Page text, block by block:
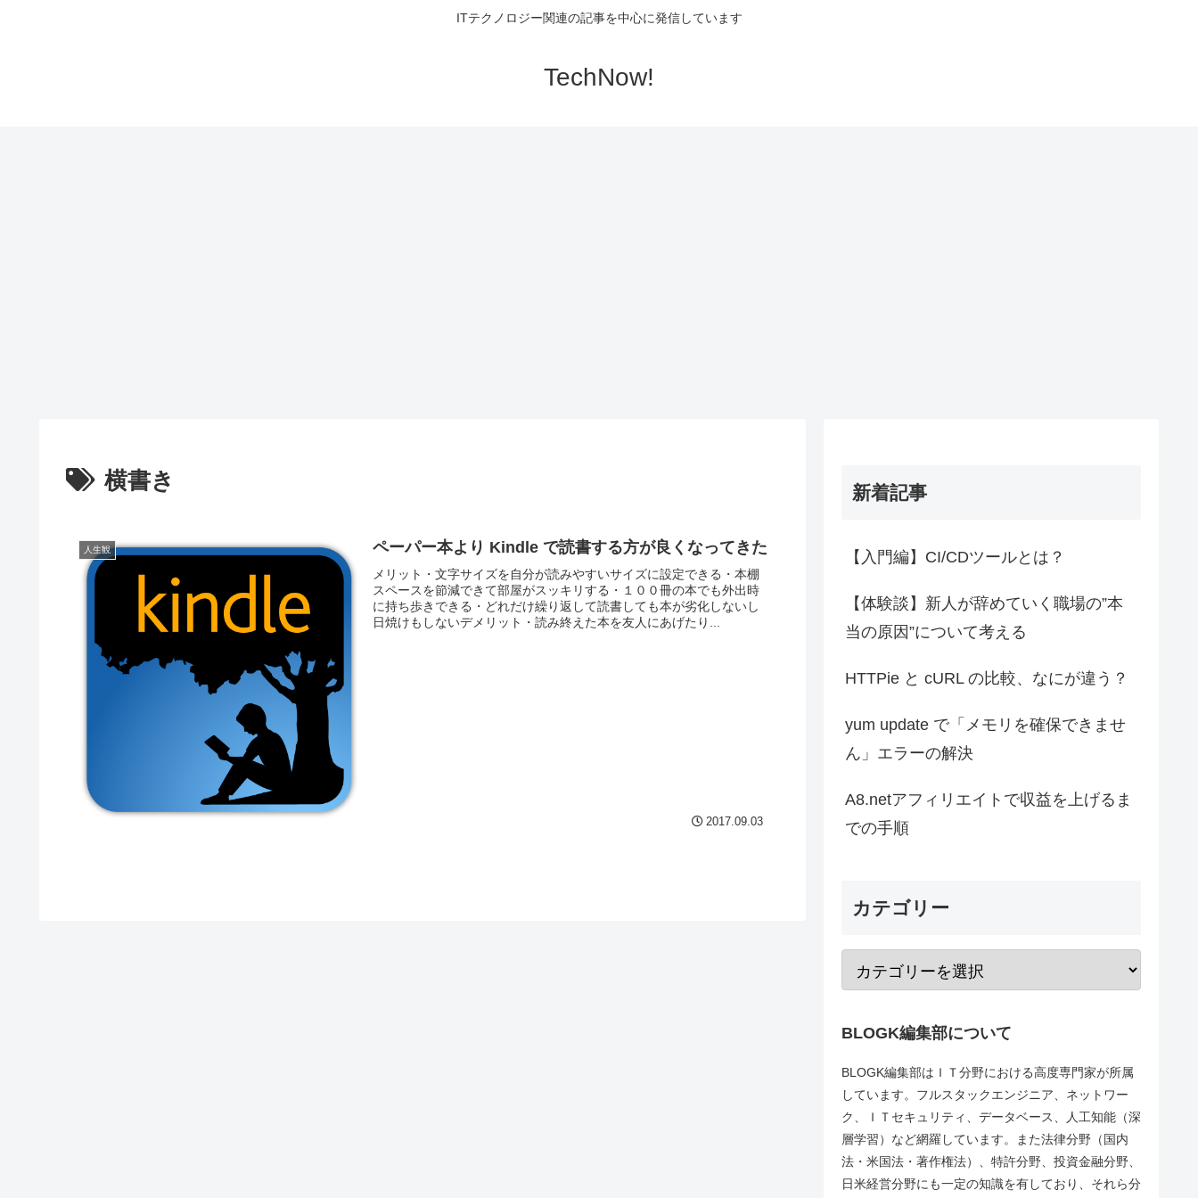
ITテクノロジー関連の記事を中心に発信しています
TechNow!
横書き
人生観 ペーパー本より Kindle で読書する方が良くなってきた
メリット・文字サイズを自分が読みやすいサイズに設定できる・本棚
スペースを節減できて部屋がスッキリする・１００冊の本でも外出時
に持ち歩きできる・どれだけ繰り返して読書しても本が劣化しないし
日焼けもしないデメリット・読み終えた本を友人にあげたり...
2017.09.03
新着記事
【入門編】CI/CDツールとは？
【体験談】新人が辞めていく職場の”本
当の原因”について考える
HTTPie と cURL の比較、なにが違う？
yum update で「メモリを確保できませ
ん」エラーの解決
A8.netアフィリエイトで収益を上げるま
での手順
カテゴリー
BLOGK編集部について
BLOGK編集部はＩＴ分野における高度専門家が所属
しています。フルスタックエンジニア、ネットワー
ク、ＩＴセキュリティ、データベース、人工知能（深
層学習）など網羅しています。また法律分野（国内
法・米国法・著作権法）、特許分野、投資金融分野、
日米経営分野にも一定の知識を有しており、それら分